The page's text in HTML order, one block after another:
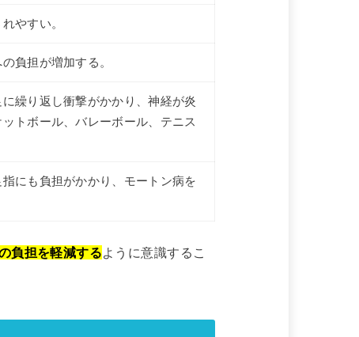
やすい。
負担が増加する。
繰り返し衝撃がかかり、神経が炎
トボール、バレーボール、テニス
にも負担がかかり、モートン病を
負担を軽減するように意識するこ